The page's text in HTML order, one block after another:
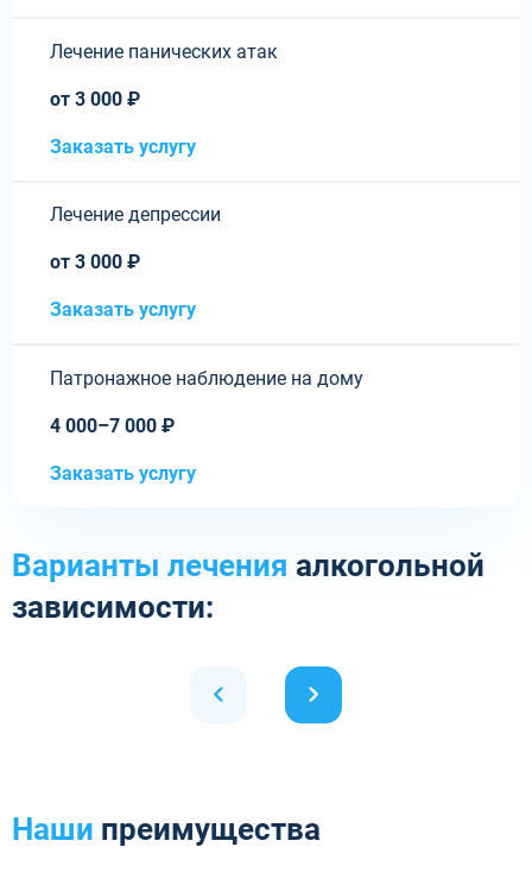
Лечение панических атак
от 3 000 ₽
Заказать услугу
Лечение депрессии
от 3 000 ₽
Заказать услугу
Патронажное наблюдение на дому
4 000–7 000 ₽
Заказать услугу
Варианты лечения алкогольной
зависимости:
Наши преимущества